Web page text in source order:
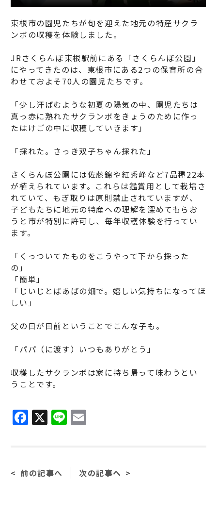
東根市の園児たちが旬を迎えた地元の特産サクラ
ンボの収穫を体験しました。
JRさくらんぼ東根駅前にある「さくらんぼ公園」
にやってきたのは、東根市にある2つの保育所の合
わせておよそ70人の園児たちです。
「少し汗ばむような初夏の陽気の中、園児たちは
真っ赤に熟れたサクランボをきょうのために作っ
たはけごの中に収穫していきます」
「採れた。さっき双子ちゃん採れた」
さくらんぼ公園には佐藤錦や紅秀峰など7品種22本
が植えられています。これらは鑑賞用として栽培さ
れていて、もぎ取りは原則禁止されていますが、
子どもたちに地元の特産への理解を深めてもらお
うと市が特別に許可し、毎年収穫体験を行ってい
ます。
「くっついてたものをこうやって下から採った
の」
「簡単」
「じいじとばあばの畑で。嬉しい気持ちになってほ
しい」
父の日が目前ということでこんな子も。
「パパ（に渡す）いつもありがとう」
収穫したサクランボは家に持ち帰って味わうとい
うことです。
F
a
b
X Li
n
前の記事へ 次の記事へ